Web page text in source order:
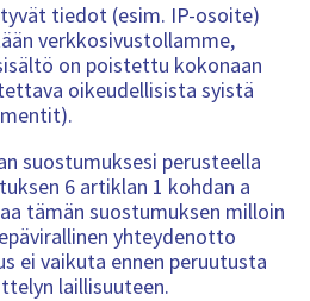
tiedot (esim. IP-osoite)
verkkosivustollamme,
on poistettu kokonaan
oikeudellisista syistä
suostumuksesi perusteella
6 artiklan 1 kohdan a
tämän suostumuksen milloin
yhteydenotto
ei vaikuta ennen peruutusta
laillisuuteen.